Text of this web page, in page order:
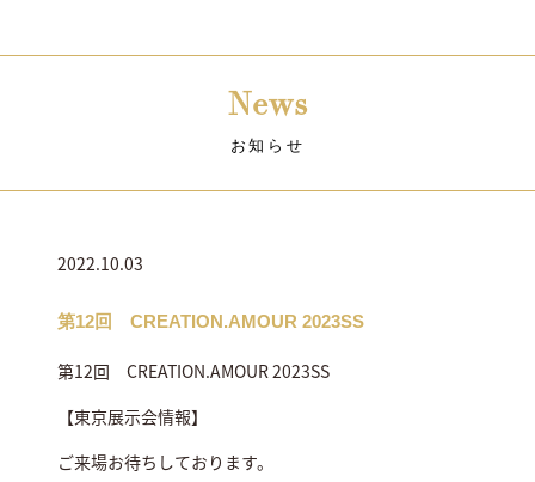
News
お知らせ
2022.10.03
第12回 CREATION.AMOUR 2023SS
第12回 CREATION.AMOUR 2023SS
【東京展示会情報】
ご来場お待ちしております。